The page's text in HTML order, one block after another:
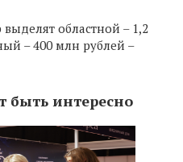
областной – 1,2
– 400 млн рублей –
быть интересно